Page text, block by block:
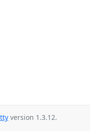
version 1.3.12.